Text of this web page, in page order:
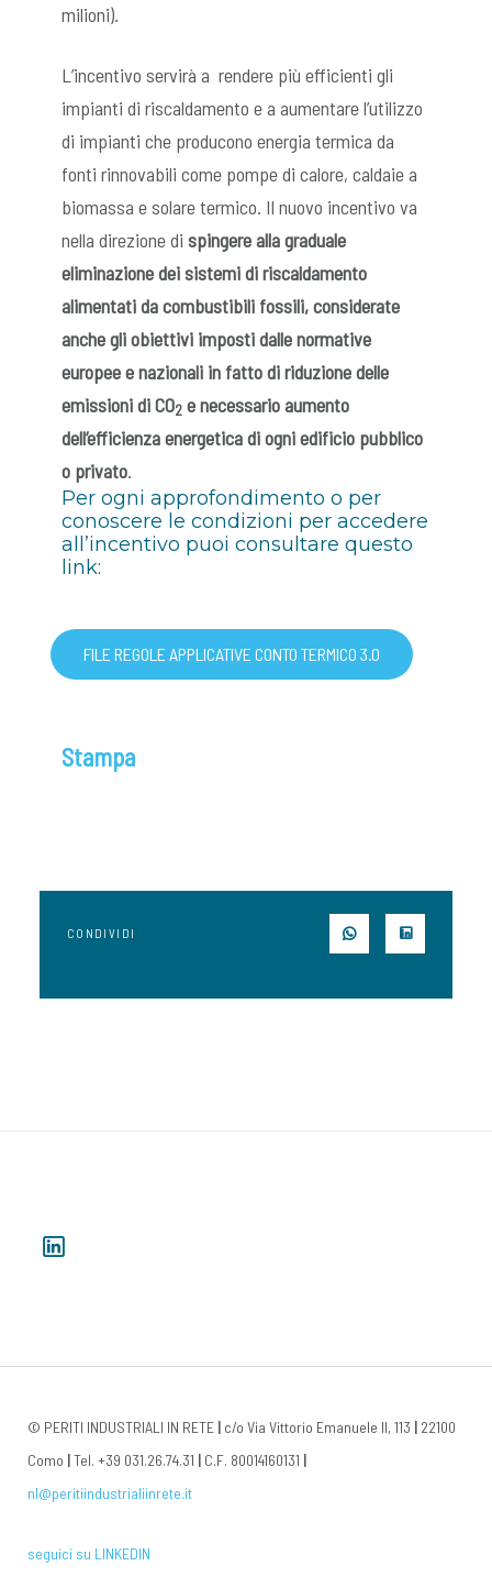
milioni).
L’incentivo servirà a rendere più efficienti gli
impianti di riscaldamento e a aumentare l’utilizzo
di impianti che producono energia termica da
fonti rinnovabili come pompe di calore, caldaie a
biomassa e solare termico. Il nuovo incentivo va
nella direzione di spingere alla graduale
eliminazione dei sistemi di riscaldamento
alimentati da combustibili fossili, considerate
anche gli obiettivi imposti dalle normative
europee e nazionali in fatto di riduzione delle
emissioni di CO2e necessario aumento
dell’efficienza energetica di ogni edificio pubblico
o privato.
Per ogni approfondimento o per
conoscere le condizioni per accedere
all’incentivo puoi consultare questo
link:
FILE REGOLE APPLICATIVE CONTO TERMICO 3.0
Stampa
CONDIVIDI SU WHATSAPP
© PERITI INDUSTRIALI IN RETE | c/o Via Vittorio Emanuele II, 113 | 22100
Como |Tel. +39 031.26.74.31 | C.F. 80014160131 |
nl@peritiindustrialiinrete.it
seguici su LINKEDIN